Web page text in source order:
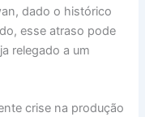
dado o histórico
esse atraso pode
relegado a um
crise na produção